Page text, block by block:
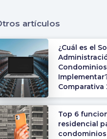
artículos
¿Cuál es el
Comparativa
Top 6
residencial